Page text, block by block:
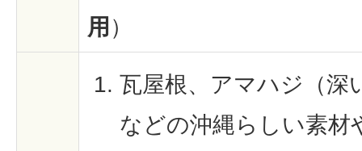
用 ）
瓦屋根、アマハジ（深
などの沖縄らしい素材